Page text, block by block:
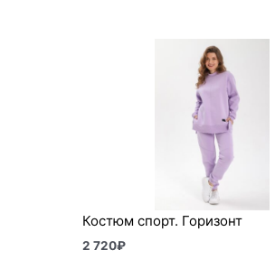
Костюм спорт. Горизонт
2 720₽